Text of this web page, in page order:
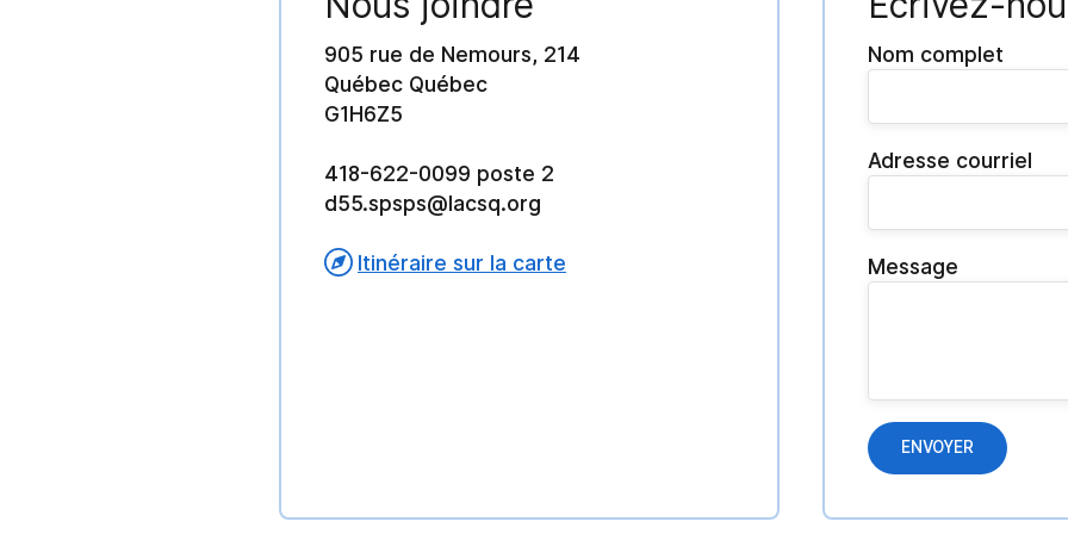
905 rue de Nemours, 214
Québec Québec
G1H6Z5
418-622-0099 poste 2
d55.spsps@lacsq.org
Itinéraire sur la carte
Nom complet
Adresse courriel
Message
ENVOYER